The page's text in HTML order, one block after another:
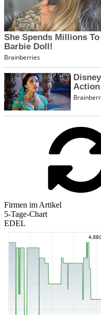
Firmen im Artikel
5-Tage-Chart
EDEL